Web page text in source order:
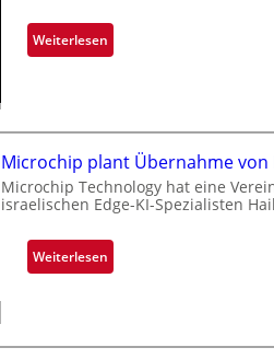
Weiterlesen
B
c
t
n
e
Microchip plant Übernahme von
Microchip Technology hat eine
israelischen Edge-KI-Spezialisten
Weiterlesen
M
r